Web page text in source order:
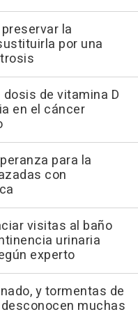
la
por una
de vitamina D
en el cáncer
para la
con
visitas al baño
urinaria
experto
y tormentas de
muchas